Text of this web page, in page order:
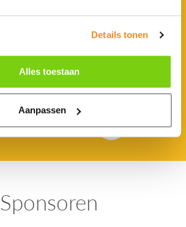
Details tonen
Alles toestaan
Aanpassen
Verzend
Sponsoren